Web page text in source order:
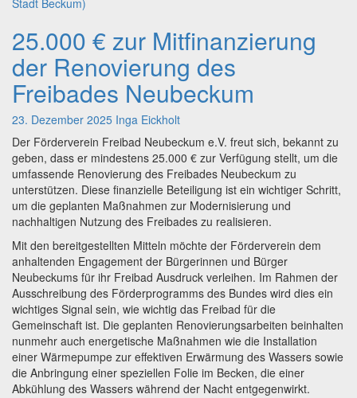
25.000
€
zur
Mitfinanzierung
der
Renovierung
Freibades
Neubeckum
25.000 € zur Mitfinanzierung
der Renovierung des
Freibades Neubeckum
23. Dezember 2025 Inga Eickholt
Der Förderverein Freibad Neubeckum e.V. freut sich, bekannt zu
geben, dass er mindestens 25.000 € zur Verfügung stellt, um die
umfassende Renovierung des Freibades Neubeckum zu
unterstützen. Diese finanzielle Beteiligung ist ein wichtiger Schritt,
um die geplanten Maßnahmen zur Modernisierung und
nachhaltigen Nutzung des Freibades zu realisieren.
Mit den bereitgestellten Mitteln möchte der Förderverein dem
anhaltenden Engagement der Bürgerinnen und Bürger
Neubeckums für ihr Freibad Ausdruck verleihen. Im Rahmen der
Ausschreibung des Förderprogramms des Bundes wird dies ein
wichtiges Signal sein, wie wichtig das Freibad für die
Gemeinschaft ist. Die geplanten Renovierungsarbeiten beinhalten
nunmehr auch energetische Maßnahmen wie die Installation
einer Wärmepumpe zur effektiven Erwärmung des Wassers sowie
die Anbringung einer speziellen Folie im Becken, die einer
Abkühlung des Wassers während der Nacht entgegenwirkt.